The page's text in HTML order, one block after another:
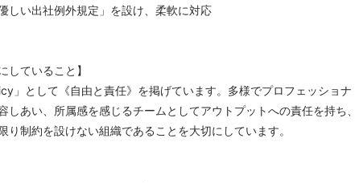
しい出社例外規定」を設け、柔軟に対応
していること】
」として《自由と責任》を掲げています。多様でプロフェッショナ
しあい、所属感を感じるチームとしてアウトプットへの責任を持ち、
り制約を設けない組織であることを大切にしています。